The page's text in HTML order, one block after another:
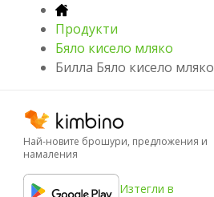
Продукти
Бяло кисело мляко
Билла Бяло кисело мляко
Най-новите брошури, предложения и
намаления
Изтегли в